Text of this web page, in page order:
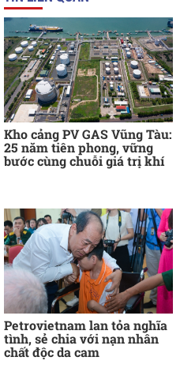
Kho cảng PV GAS Vũng Tàu:
25 năm tiên phong, vững
bước cùng chuỗi giá trị khí
Petrovietnam lan tỏa nghĩa
tình, sẻ chia với nạn nhân
chất độc da cam